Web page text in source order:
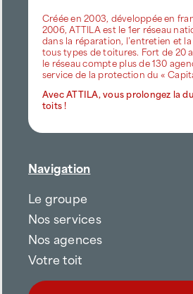
Créée en 2003, développée en
2006, ATTILA est le 1er réseau
dans la réparation, l’entretien et
tous types de toitures. Fort de 20
le réseau compte plus de 130
service de la protection du «
Avec ATTILA, vous prolongez la
toits !
Navigation
Le groupe
Nos services
Nos agences
Votre toit